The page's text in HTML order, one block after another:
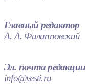
Главный редактор
А. А. Филипповский
Эл. почта редакции
info@vesti.ru